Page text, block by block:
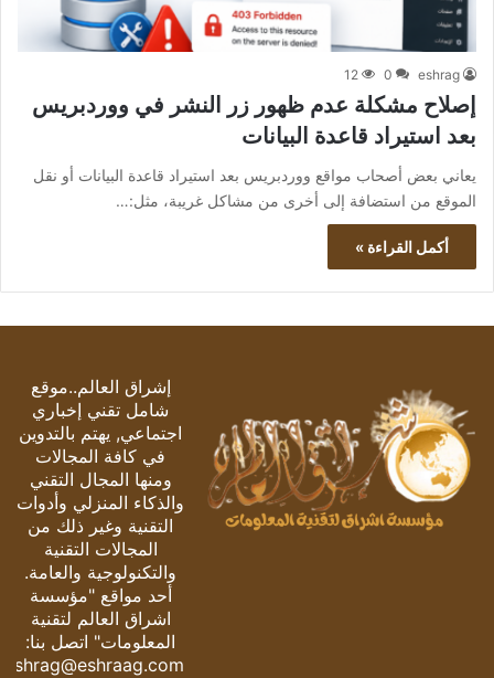
eshrag
0
12
إصلاح مشكلة عدم ظهور زر النشر في ووردبريس
بعد استيراد قاعدة البيانات
يعاني بعض أصحاب مواقع ووردبريس بعد استيراد قاعدة البيانات أو نقل
الموقع من استضافة إلى أخرى من مشاكل غريبة، مثل:…
أكمل القراءة »
إشراق العالم..موقع
شامل تقني إخباري
اجتماعي, يهتم بالتدوين
في كافة المجالات
ومنها المجال التقني
والذكاء المنزلي وأدوات
التقنية وغير ذلك من
المجالات التقنية
والتكنولوجية والعامة.
أحد مواقع "مؤسسة
اشراق العالم لتقنية
المعلومات" اتصل بنا:
eshrag@eshraag.com